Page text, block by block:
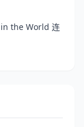
the World 连